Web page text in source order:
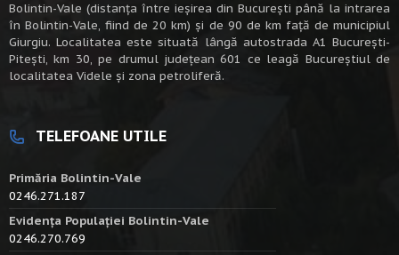
Bolintin-Vale (distanța între ieșirea din București până la intrarea
în Bolintin-Vale, fiind de 20 km) şi de 90 de km faţă de municipiul
Giurgiu. Localitatea este situată lângă autostrada A1 Bucureşti-
Piteşti, km 30, pe drumul judeţean 601 ce leagă Bucureştiul de
localitatea Videle şi zona petroliferă.
TELEFOANE UTILE
Primăria Bolintin-Vale
0246.271.187
Evidența Populației Bolintin-Vale
0246.270.769